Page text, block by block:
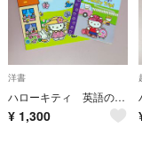
洋書
ハローキティ 英語の絵本 2冊セット
¥ 1,300